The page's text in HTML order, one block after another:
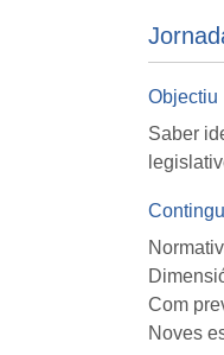
Objectiu
Saber
Com
Noves